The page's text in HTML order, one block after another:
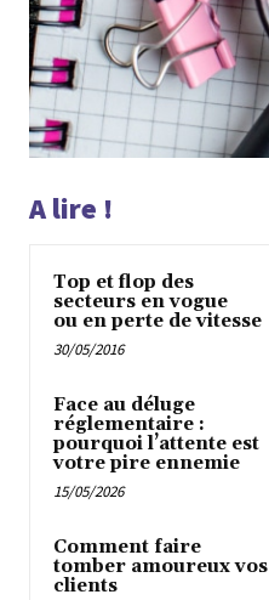
A lire !
Top et flop des
secteurs en vogue
ou en perte de vitesse
30/05/2016
Face au déluge
réglementaire :
pourquoi l’attente est
votre pire ennemie
15/05/2026
Comment faire
tomber amoureux vos
clients